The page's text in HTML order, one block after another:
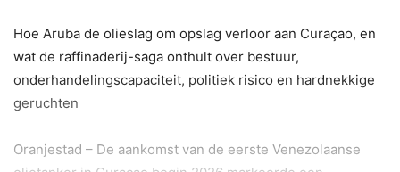
Hoe Aruba de olieslag om opslag verloor aan Curaçao, en
wat de raffinaderij-saga onthult over bestuur,
onderhandelingscapaciteit, politiek risico en hardnekkige
geruchten
Oranjestad – De aankomst van de eerste Venezolaanse